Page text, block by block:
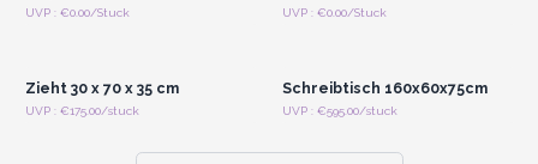
UVP : €0.00/Stuck UVP : €0.00/Stuck
Anmelden oder
Zieht 30 x 70 x 35 cm
UVP : €175.00/stuck
Anmelden oder
Schreibtisch 160x60x75cm
UVP : €595.00/stuck